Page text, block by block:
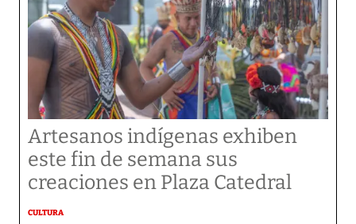
Artesanos indígenas exhiben
este fin de semana sus
creaciones en Plaza Catedral
CULTURA